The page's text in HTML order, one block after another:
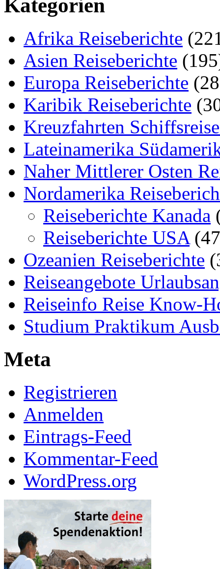
Kategorien
Afrika Reiseberichte
Asien Reiseberichte
Europa Reiseberichte
Karibik Reiseberichte
Kreuzfahrten
Lateinamerika
Naher Mittlerer Osten
Nordamerika
Reiseberichte Kanada
Reiseberichte USA
Ozeanien Reiseberichte
Reiseangebote
Reiseinfo Reise Know-
Studium Praktikum
Meta
Registrieren
Anmelden
Eintrags-Feed
Kommentar-Feed
WordPress.org